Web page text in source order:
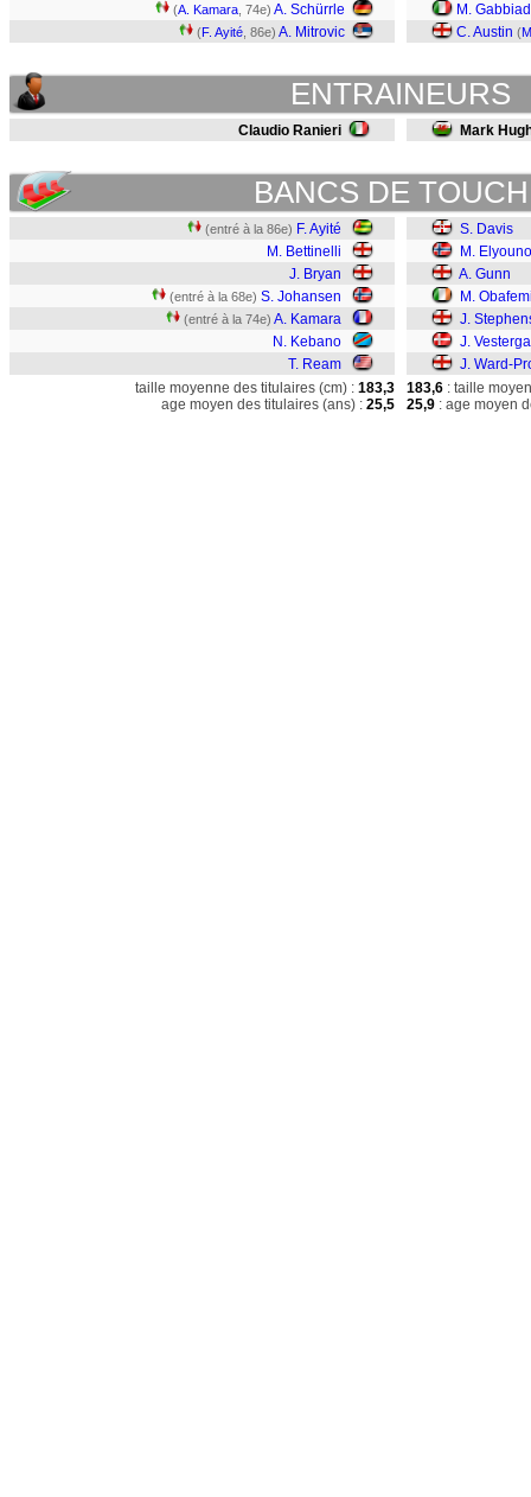
(A. Kamara , 74e) A. Schürrle
(F. Ayité , 86e) A. Mitrovic
M.
C. Austin (
ENTRAINEURS
Claudio Ranieri Mark
BANCS DE
(entré à la 86e) F. Ayité
M. Bettinelli
J. Bryan
(entré à la 68e) S. Johansen
(entré à la 74e) A. Kamara
N. Kebano
T. Ream
S. Davis
M.
A. Gunn
M.
J.
J.
J. Ward-
taille moyenne des titulaires (cm) : 183,3
age moyen des titulaires (ans) : 25,5
183,6 : taille
25,9 : age moyen